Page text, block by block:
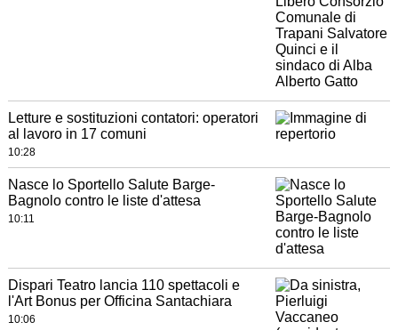
Letture e sostituzioni contatori: operatori
al lavoro in 17 comuni
10:28
Nasce lo Sportello Salute Barge-
Bagnolo contro le liste d'attesa
10:11
Dispari Teatro lancia 110 spettacoli e
l'Art Bonus per Officina Santachiara
10:06